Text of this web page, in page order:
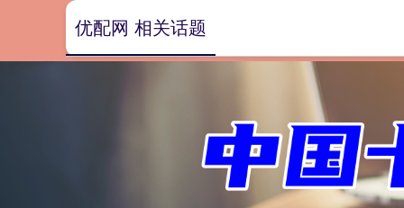
优配网 相关话题